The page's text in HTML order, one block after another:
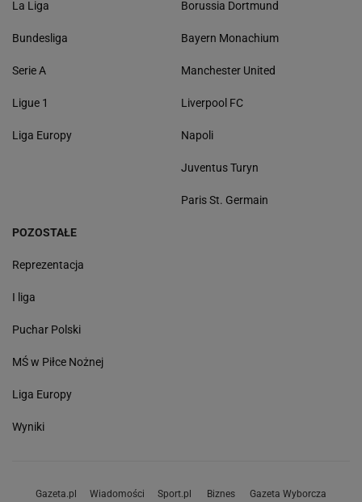
La Liga
Bundesliga
Serie A
Ligue 1
Liga Europy
Borussia Dortmund
Bayern Monachium
Manchester United
Liverpool FC
Napoli
Juventus Turyn
Paris St. Germain
POZOSTAŁE
Reprezentacja
I liga
Puchar Polski
MŚ w Piłce Nożnej
Liga Europy
Wyniki
Gazeta.pl Wiadomości Sport.pl Biznes Gazeta Wyborcza